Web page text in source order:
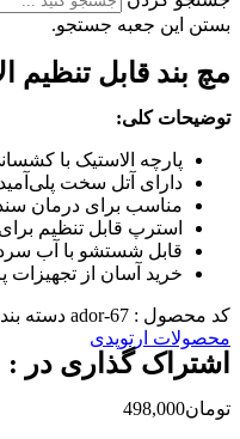
بستن این جعبه جستجو.
مچ بند قابل تنظیم
توضیحات کلی:
پارچه الاستیک با
دارای آتل سخت
مناسب برای درمان
استرپ قابل تنظیم
قابل شستشو با آب
خرید آسان از
کد محصول : ador-67 دسته
محصولات ارتوپدی
اشتراک گذاری در :
تومان498,000